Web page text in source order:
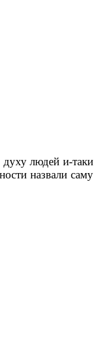
людей и-таки
назвали саму